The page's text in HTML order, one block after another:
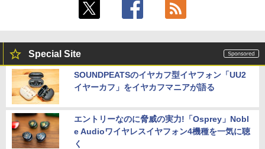
Special Site
SOUNDPEATSのイヤカフ型イヤフォン「UU2
イヤーカフ」をイヤカフマニアが語る
エントリーなのに脅威の実力!「Osprey」Nobl
e Audioワイヤレスイヤフォン4機種を一気に聴
く